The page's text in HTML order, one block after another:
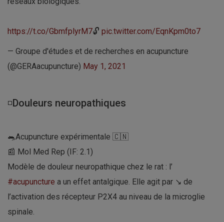
https://t.co/GbmfplyrM7🔓 pic.twitter.com/EqnKpm0to7
— Groupe d'études et de recherches en acupuncture
(@GERAacupuncture) May 1, 2021
◽Douleurs neuropathiques
🐀Acupuncture expérimentale 🇨🇳
📰 Mol Med Rep (IF: 2.1)
Modèle de douleur neuropathique chez le rat : l’
#acupuncture a un effet antalgique. Elle agit par ↘ de
l’activation des récepteur P2X4 au niveau de la microglie
spinale.